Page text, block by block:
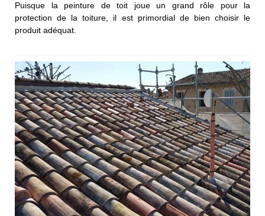
Puisque la peinture de toit joue un grand rôle pour la
protection de la toiture, il est primordial de bien choisir le
produit adéquat.